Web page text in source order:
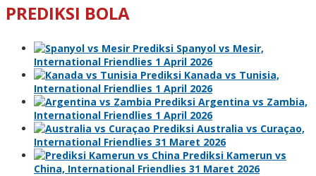
PREDIKSI BOLA
Prediksi Spanyol vs Mesir,
International Friendlies 1 April 2026
Prediksi Kanada vs Tunisia,
International Friendlies 1 April 2026
Prediksi Argentina vs Zambia,
International Friendlies 1 April 2026
Prediksi Australia vs Curaçao,
International Friendlies 31 Maret 2026
Prediksi Kamerun vs
China, International Friendlies 31 Maret 2026